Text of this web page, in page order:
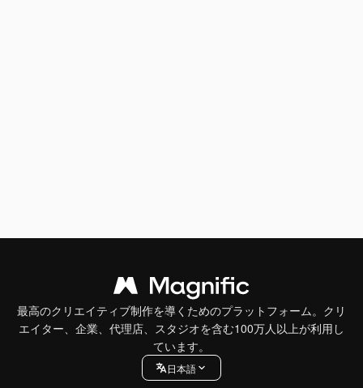
最高のクリエイティブ制作を導くためのプラットフォーム。クリ
エイター、企業、代理店、スタジオを含む100万人以上が利用し
ています。
日本語